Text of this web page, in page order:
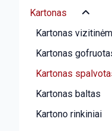
Kartonas
Kartonas
Kartonas
Kartonas
Kartonas baltas
Kartono rinkiniai